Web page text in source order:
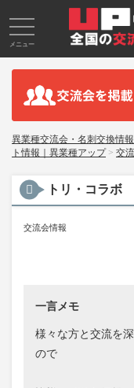
メニュー
異業種交流会・名刺交換情
ト情報｜異業種アップ> 交
トリ・コラボ
交流会情報
一言メモ
様々な方と交流を
ので